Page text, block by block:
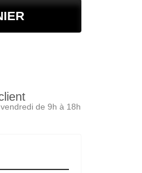
de 9h à 18h